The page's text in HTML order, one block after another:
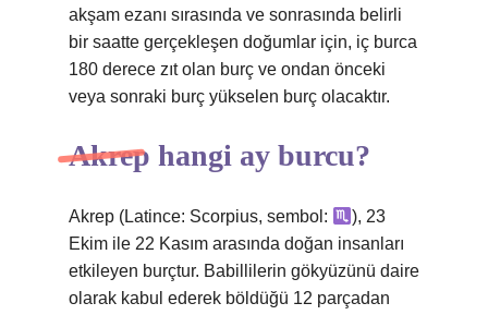
akşam ezanı sırasında ve sonrasında belirli
bir saatte gerçekleşen doğumlar için, iç burca
180 derece zıt olan burç ve ondan önceki
veya sonraki burç yükselen burç olacaktır.
Akrep hangi ay burcu?
Akrep (Latince: Scorpius, sembol:
), 23
Ekim ile 22 Kasım arasında doğan insanları
etkileyen burçtur. Babillilerin gökyüzünü daire
olarak kabul ederek böldüğü 12 parçadan